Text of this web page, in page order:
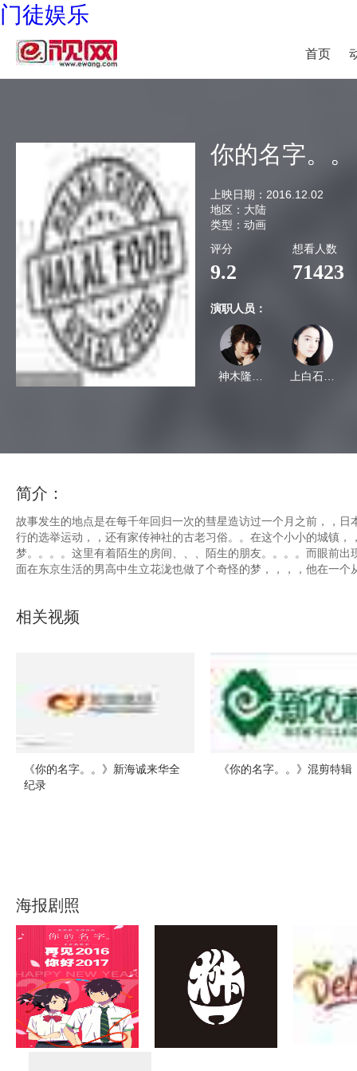
门徒娱乐
首页
你的名字。。
上映日期： 2016.12.02
地区： 大陆
类型： 动画
评分
9.2
想看人数
71423
演职人员：
简介：
故事发生的地点是在每千年回归一次的彗星造访过一个月之前，，日
行的选举运动，，还有家传神社的古老习俗。。在这个小小的城镇，
梦。。。。这里有着陌生的房间、、、陌生的朋友。。。
面在东京生活的男高中生立花泷也做了个奇怪的梦，，，，他在一个从
相关视频
《你的名字。。》新海诚来华全
纪录
《你的名字。。》混剪特辑
海报剧照